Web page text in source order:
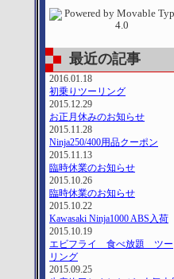
最近の記事
2016.01.18
初乗りツーリング
2015.12.29
お正月休みのお知らせ
2015.11.28
Ninja250/400用品クーポン
2015.11.13
臨時休業のお知らせ
2015.10.26
臨時休業のお知らせ
2015.10.22
Kawasaki Ninja1000 ABS入荷
2015.10.19
エビフライ 食べ放題 ツー
リング
2015.09.25